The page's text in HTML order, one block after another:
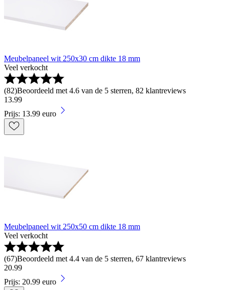
Meubelpaneel wit 250x30 cm dikte 18 mm
Veel verkocht
(82)Beoordeeld met 4.6 van de 5 sterren, 82 klantreviews
13.99
Prijs: 13.99 euro
Meubelpaneel wit 250x50 cm dikte 18 mm
Veel verkocht
(67)Beoordeeld met 4.4 van de 5 sterren, 67 klantreviews
20.99
Prijs: 20.99 euro